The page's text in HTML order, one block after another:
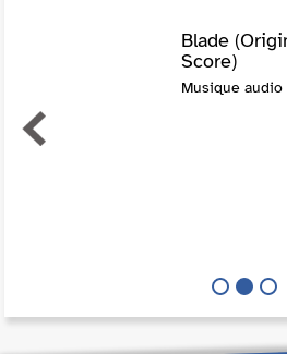
Blade
Score)
Musique